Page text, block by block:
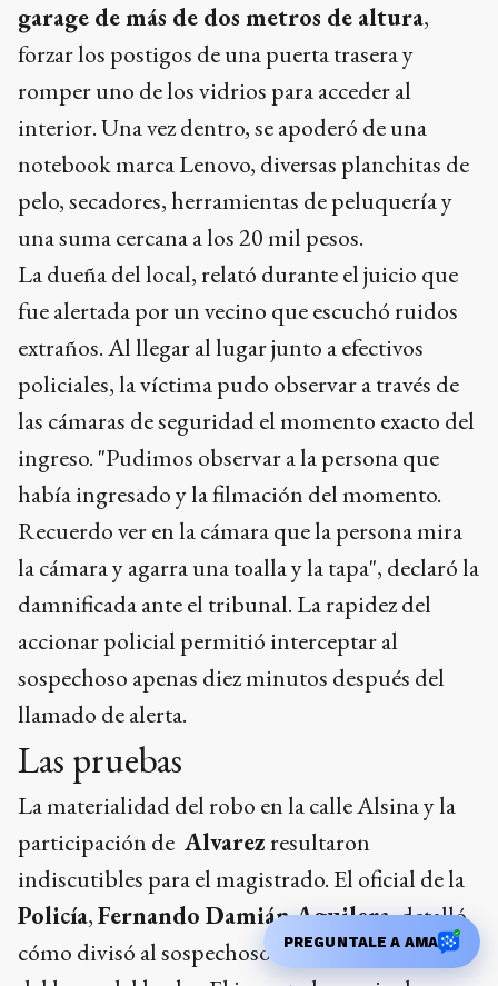
garage de más de dos metros de altura,
forzar los postigos de una puerta trasera y
romper uno de los vidrios para acceder al
interior. Una vez dentro, se apoderó de una
notebook marca Lenovo, diversas planchitas de
pelo, secadores, herramientas de peluquería y
una suma cercana a los 20 mil pesos.
La dueña del local, relató durante el juicio que
fue alertada por un vecino que escuchó ruidos
extraños. Al llegar al lugar junto a efectivos
policiales, la víctima pudo observar a través de
las cámaras de seguridad el momento exacto del
ingreso. "Pudimos observar a la persona que
había ingresado y la filmación del momento.
Recuerdo ver en la cámara que la persona mira
la cámara y agarra una toalla y la tapa", declaró la
damnificada ante el tribunal. La rapidez del
accionar policial permitió interceptar al
sospechoso apenas diez minutos después del
llamado de alerta.
Las pruebas
La materialidad del robo en la calle Alsina y la
participación de Alvarezresultaron
indiscutibles para el magistrado. El oficial de la
Policía,Fernando Damián Aguilera, detalló
cómo divisó al sospechoso a unas siete cuadras
PREGUNTALE A AMA